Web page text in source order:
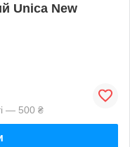
Unica New
— 500 ₴